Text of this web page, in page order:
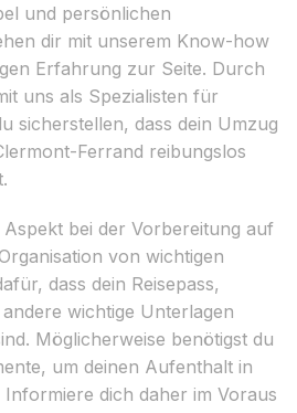
und persönlichen
dir mit unserem Know-how
Erfahrung zur Seite. Durch
uns als Spezialisten für
sicherstellen, dass dein Umzug
Ferrand reibungslos
bei der Vorbereitung auf
von wichtigen
dass dein Reisepass,
wichtige Unterlagen
Möglicherweise benötigst du
um deinen Aufenthalt in
Informiere dich daher im Voraus